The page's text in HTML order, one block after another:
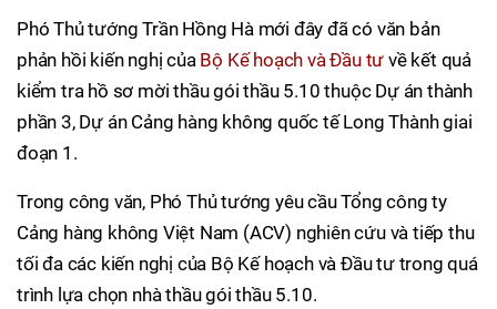
Phó Thủ tướng Trần Hồng Hà mới đây đã có văn bản
phản hồi kiến nghị của Bộ Kế hoạch và Đầu tư về kết quả
kiểm tra hồ sơ mời thầu gói thầu 5.10 thuộc Dự án thành
phần 3, Dự án Cảng hàng không quốc tế Long Thành giai
đoạn 1.
Trong công văn, Phó Thủ tướng yêu cầu Tổng công ty
Cảng hàng không Việt Nam (ACV) nghiên cứu và tiếp thu
tối đa các kiến nghị của Bộ Kế hoạch và Đầu tư trong quá
trình lựa chọn nhà thầu gói thầu 5.10.